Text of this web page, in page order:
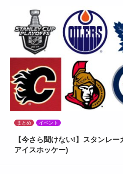
まとめ イベント
【今さら聞けない!】スタンレ
アイスホッケー)